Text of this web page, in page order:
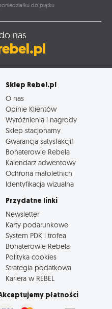
do piątku
nas
Sklep Rebel.pl
O nas
Opinie Klientów
Wyróżnienia i nagrody
Sklep stacjonarny
Gwarancja satysfakcji!
Bohaterowie Rebela
Kalendarz adwentowy
Ochrona małoletnich
Identyfikacja wizualna
Przydatne linki
Newsletter
Karty podarunkowe
System PDK i trofea
Bohaterowie Rebela
Polityka cookies
Strategia podatkowa
Kariera w REBEL
płatności